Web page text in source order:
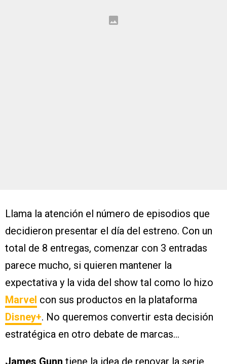
Llama la atención el número de episodios que
decidieron presentar el día del estreno. Con un
total de 8 entregas, comenzar con 3 entradas
parece mucho, si quieren mantener la
expectativa y la vida del show tal como lo hizo
Marvel con sus productos en la plataforma
Disney+. No queremos convertir esta decisión
estratégica en otro debate de marcas…